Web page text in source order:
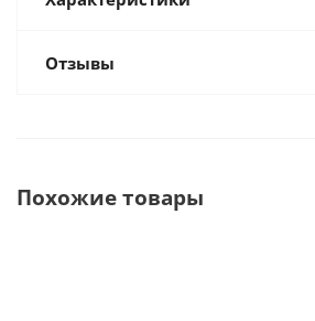
Отзывы
Похожие товары